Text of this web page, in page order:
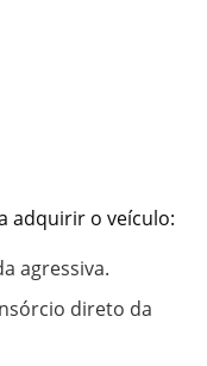
adquirir o veículo:
agressiva.
direto da